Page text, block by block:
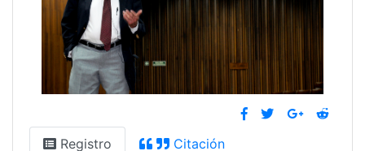
Registro Citación